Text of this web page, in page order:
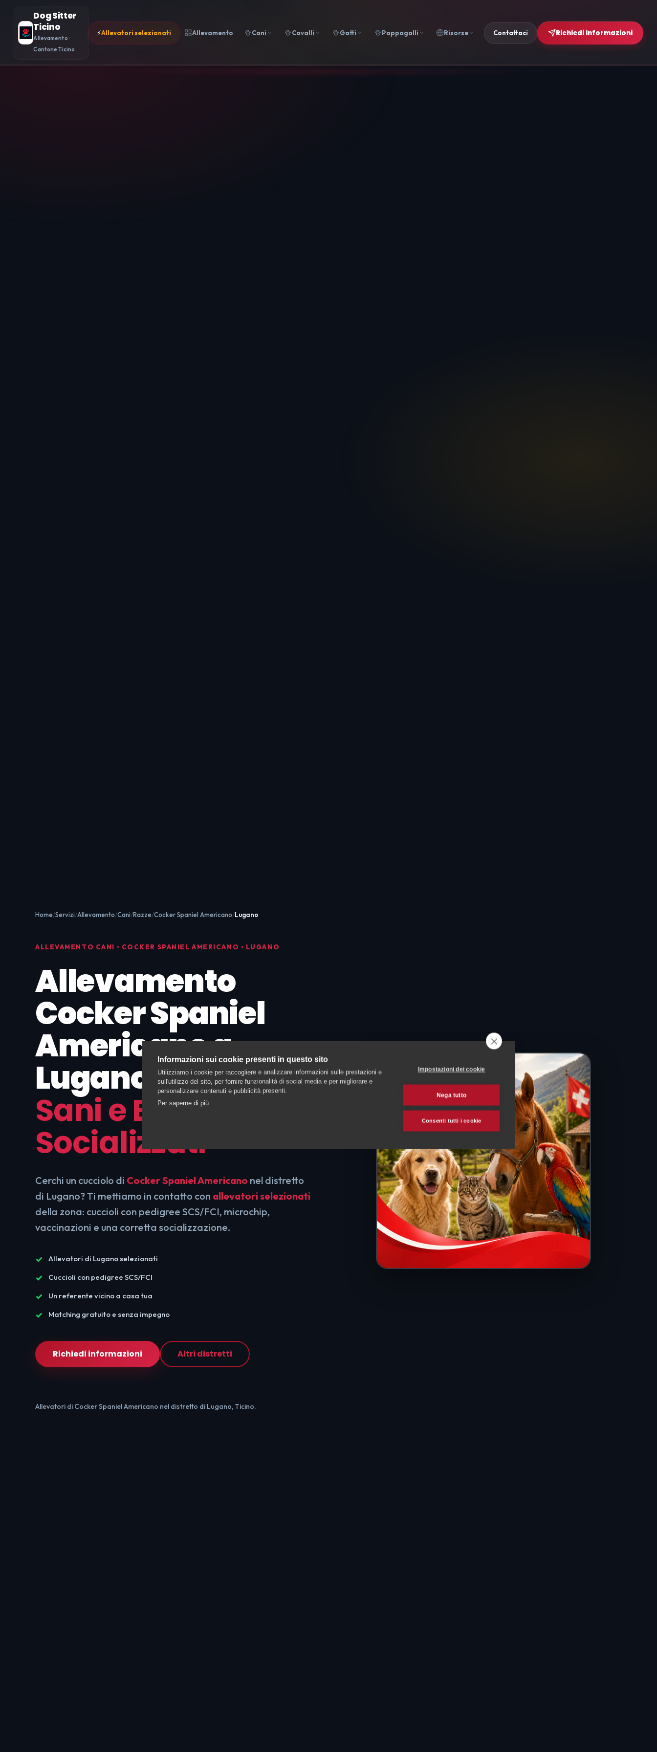
Dog Sitter
Ticino
Allevamento ·
Cantone Ticino
⚡Allevatori selezionati Allevamento Cani Cavalli Gatti Pappagalli Risorse Contattaci Richiedi informazioni
Home Servizi Allevamento Cani Razze Cocker Spaniel Americano Lugano
ALLEVAMENTO CANI • COCKER SPANIEL AMERICANO • LUGANO
Allevamento
Cocker Spaniel
Americano a
Lugano:Cuccioli
Sani e Ben
Socializzati
Cerchi un cucciolo di Cocker Spaniel Americano nel distretto
di Lugano? Ti mettiamo in contatto con allevatori selezionati
della zona: cuccioli con pedigree SCS/FCI, microchip,
vaccinazioni e una corretta socializzazione.
Allevatori di Lugano selezionati
Cuccioli con pedigree SCS/FCI
Un referente vicino a casa tua
Matching gratuito e senza impegno
Richiedi informazioni Altri distretti
Allevatori di Cocker Spaniel Americano nel distretto di Lugano, Ticino.
Informazioni sui cookie presenti in questo sito
Utilizziamo i cookie per raccogliere e analizzare informazioni sulle prestazioni e
sull'utilizzo del sito, per fornire funzionalità di social media e per migliorare e
personalizzare contenuti e pubblicità presenti.
Per saperne di più
Impostazioni dei cookie
Nega tutto
Consenti tutti i cookie